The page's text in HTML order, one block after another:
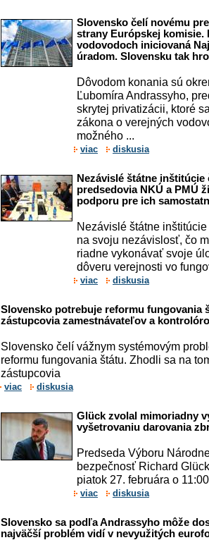
Slovensko čelí novému
strany Európskej komisie.
vodovodoch iniciovaná
úradom. Slovensku tak
Dôvodom konania sú
Ľubomíra Andrassyho,
skrytej privatizácii, ktoré
zákona o verejných
možného ...
viac diskusia
Nezávislé štátne
predsedovia NKÚ a PMÚ
podporu pre ich
Nezávislé štátne
na svoju nezávislosť, čo
riadne vykonávať svoje
dôveru verejnosti vo
viac diskusia
Slovensko potrebuje reformu fungovania
zástupcovia zamestnávateľov a
Slovensko čelí vážnym systémovým
reformu fungovania štátu. Zhodli sa na
zástupcovia
viac diskusia
Glück zvolal mimoriadny
vyšetrovaniu darovania
Predseda Výboru
bezpečnosť Richard
piatok 27. februára o
viac diskusia
Slovensko sa podľa Andrassyho môže
najväčší problém vidí v nevyužitých